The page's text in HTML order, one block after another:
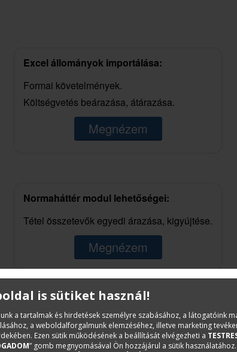
Excel állományok importálása:
Formai követelmények.
Költségvetés beárazása, átárazása.
Megnézem
Normaháttér modul lehetőségei:
Tétel összetevők egyedi árazása, kigyújtése.
Megnézem
Kiírások készítése:
Előfizetés nélkül elérhető funkciók.
is sütiket használ!
a tartalmak és hirdetések személyre szabásához, a látogatóink
a weboldalforgalmunk elemzéséhez, illetve marketing
Ezen sütik működésének a beállítását elvégezheti a
” gomb megnyomásával Ön hozzájárul a sütik